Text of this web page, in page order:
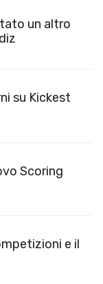
un altro
su Kickest
Scoring
e il